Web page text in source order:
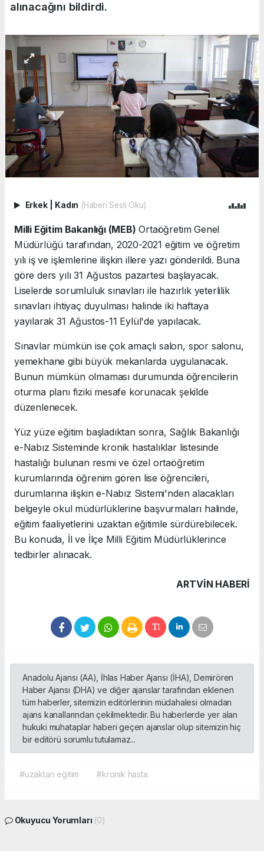
alınacağını bildirdi.
Erkek Kadın (Haberi Sesli Oku)
Milli Eğitim Bakanlığı (MEB) Ortaöğretim Genel
Müdürlüğü tarafından, 2020-2021 eğitim ve öğretim
yılı iş ve işlemlerine ilişkin illere yazı gönderildi. Buna
göre ders yılı 31 Ağustos pazartesi başlayacak.
Liselerde sorumluluk sınavları ile hazırlık yeterlilik
sınavları ihtiyaç duyulması halinde iki haftaya
yayılarak 31 Ağustos-11 Eylül'de yapılacak.
Sınavlar mümkün ise çok amaçlı salon, spor salonu,
yemekhane gibi büyük mekanlarda uygulanacak.
Bunun mümkün olmaması durumunda öğrencilerin
oturma planı fiziki mesafe korunacak şekilde
düzenlenecek.
Yüz yüze eğitim başladıktan sonra, Sağlık Bakanlığı
e-Nabız Sisteminde kronik hastalıklar listesinde
hastalığı bulunan resmi ve özel ortaöğretim
kurumlarında öğrenim gören lise öğrencileri,
durumlarına ilişkin e-Nabız Sistemi'nden alacakları
belgeyle okul müdürlüklerine başvurmaları halinde,
eğitim faaliyetlerini uzaktan eğitimle sürdürebilecek.
Bu konuda, İl ve İlçe Milli Eğitim Müdürlüklerince
tedbirler alınacak.
ARTVIN HABERİ
Anadolu Ajansı (AA), İhlas Haber Ajansı (İHA), Demirören
Haber Ajansı (DHA) ve diğer ajanslar tarafından eklenen
tüm haberler, sitemizin editörlerinin müdahalesi olmadan
ajans kanallarından çekilmektedir. Bu haberlerde yer alan
hukuki muhataplar haberi geçen ajanslar olup sitemizin hiç
bir editörü sorumlu tutulamaz...
#uzaktan eğitim #kronik hasta
Okuyucu Yorumları (0)